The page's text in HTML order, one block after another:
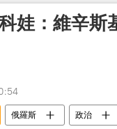
娃：維辛斯
俄羅斯 政治